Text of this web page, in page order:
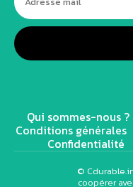
Qui sommes-nous ?
Conditions générales
Confidentialité
©
coopérer